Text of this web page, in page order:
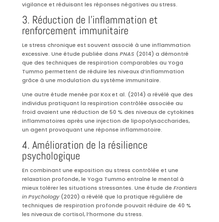
vigilance et réduisant les réponses négatives au stress.
3. Réduction de l’inflammation et
renforcement immunitaire
Le stress chronique est souvent associé à une inflammation
excessive. Une étude publiée dans PNAS (2014) a démontré
que des techniques de respiration comparables au Yoga
Tummo permettent de réduire les niveaux d’inflammation
grâce à une modulation du système immunitaire.
Une autre étude menée par Kox et al. (2014) a révélé que des
individus pratiquant la respiration contrôlée associée au
froid avaient une réduction de 50 % des niveaux de cytokines
inflammatoires après une injection de lipopolysaccharides,
un agent provoquant une réponse inflammatoire.
4. Amélioration de la résilience
psychologique
En combinant une exposition au stress contrôlée et une
relaxation profonde, le Yoga Tummo entraîne le mental à
mieux tolérer les situations stressantes. Une étude de Frontiers
in Psychology(2020) a révélé que la pratique régulière de
techniques de respiration profonde pouvait réduire de 40 %
les niveaux de cortisol, l’hormone du stress.